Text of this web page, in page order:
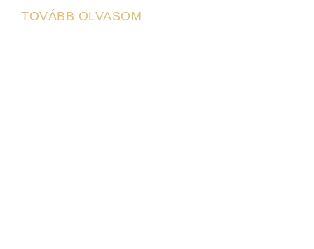
TOVÁBB OLVASOM